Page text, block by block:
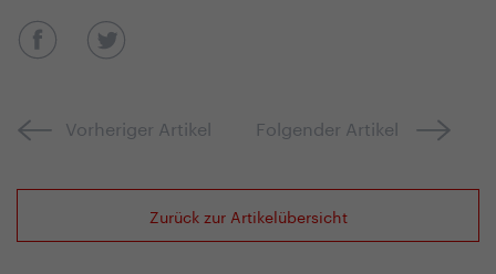
Vorheriger Artikel Folgender Artikel
Zurück zur Artikelübersicht